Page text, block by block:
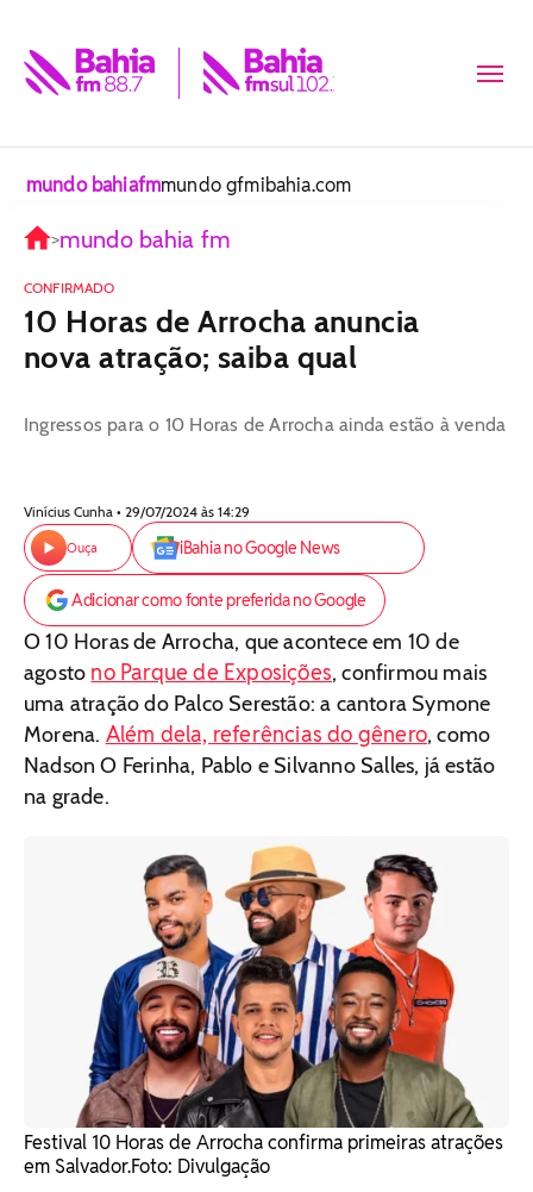
mundo bahiafmmundo gfmibahia.com
>mundo bahia fm
CONFIRMADO
10 Horas de Arrocha anuncia
nova atração; saiba qual
Ingressos para o 10 Horas de Arrocha ainda estão à venda
Vinícius Cunha • 29/07/2024 às 14:29
Ouça iBahia no Google News
Adicionar como fonte preferida no Google
O 10 Horas de Arrocha, que acontece em 10 de
agosto no Parque de Exposições, confirmou mais
uma atração do Palco Serestão: a cantora Symone
Morena. Além dela, referências do gênero, como
Nadson O Ferinha, Pablo e Silvanno Salles, já estão
na grade.
Festival 10 Horas de Arrocha confirma primeiras atrações
em Salvador. ​Foto: Divulgação